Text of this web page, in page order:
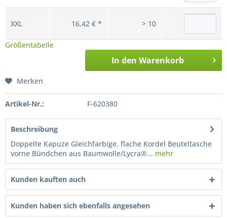
XXL 16,42 € * > 10
Größentabelle
In den Warenkorb
Merken
Artikel-Nr.: F-620380
Beschreibung
Doppelte Kapuze Gleichfarbige, flache Kordel Beuteltasche
vorne Bündchen aus Baumwolle/Lycra®... mehr
Kunden kauften auch
Kunden haben sich ebenfalls angesehen